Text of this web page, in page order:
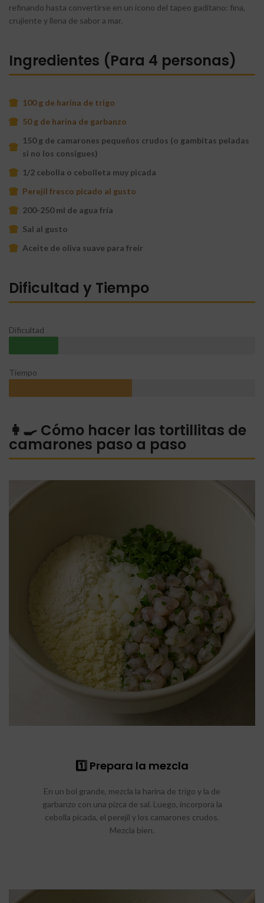
refinando hasta convertirse en un icono del tapeo gaditano: fina,
crujiente y llena de sabor a mar.
Ingredientes (Para 4 personas)
100 g de harina de trigo
50 g de harina de garbanzo
150 g de camarones pequeños crudos (o gambitas peladas
si no los consigues)
1/2 cebolla o cebolleta muy picada
Perejil fresco picado al gusto
200-250 ml de agua fría
Sal al gusto
Aceite de oliva suave para freír
Dificultad y Tiempo
Dificultad
Tiempo
👩‍🍳 Cómo hacer las tortillitas de
camarones paso a paso
1️⃣ Prepara la mezcla
En un bol grande, mezcla la harina de trigo y la de
garbanzo con una pizca de sal. Luego, incorpora la
cebolla picada, el perejil y los camarones crudos.
Mezcla bien.